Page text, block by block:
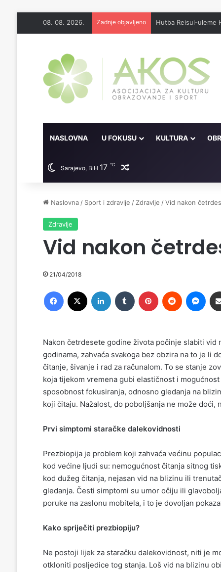
08. 08. 2026. Zadnje objavljeno Džennet je dar
NASLOVNA U FOKUSU KULTURA
Sarajevo, BiH 17 ℃ Random članak
Naslovna / Sport i zdravlje / Zdravlje /Vid nakon
Zdravlje
Vid nakon
21/04/2018
Nakon četrdesete godine života počinje slabiti
godinama, zahvaća svakoga bez obzira na to je li
čitanje, šivanje i rad za računalom. To se stanje
koja tijekom vremena gubi elastičnost i
sposobnost fokusiranja, odnosno gledanja na
koji čitaju. Nažalost, do poboljšanja ne može doći,
Prvi simptomi staračke dalekovidnosti
Prezbiopija je problem koji zahvaća većinu
kod većine ljudi su: nemogućnost čitanja sitnog
kod dužeg čitanja, nejasan vid na blizinu ili
gledanja. Česti simptomi su umor očiju ili
poruke na zaslonu mobitela, i to je dovoljan
Kako spriječiti prezbiopiju?
Ne postoji lijek za staračku dalekovidnost, niti je
otkloniti posljedice tog stanja. Loš vid na blizinu